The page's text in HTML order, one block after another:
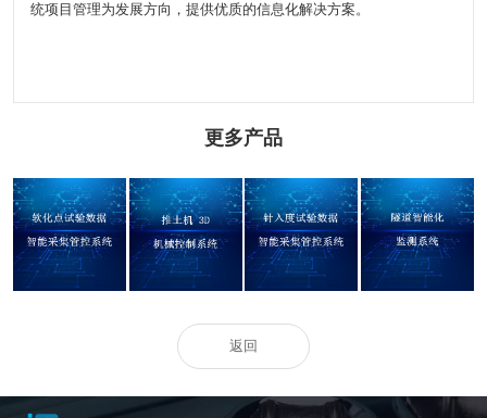
统项目管理为发展方向，提供优质的信息化解决方案。
更多产品
软化点试验数据
智能采集管控系
统
推土机 3D 机械控
制系统
针入度试验数据
智能采集管控系
统
隧道智能化监测
系统
返回